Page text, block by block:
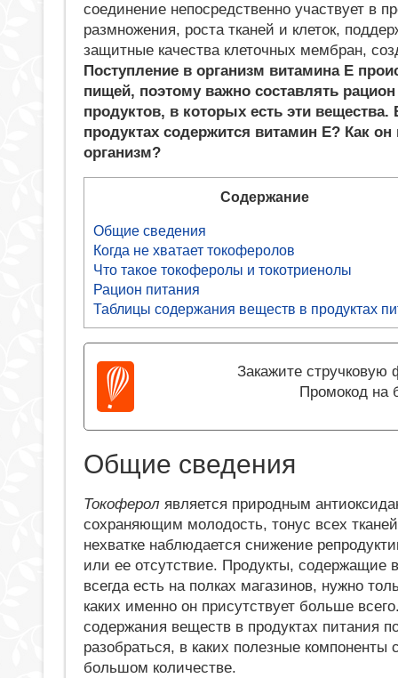
соединение непосредственно участвует в
размножения, роста тканей и клеток,
защитные качества клеточных мембран,
Поступление в организм витамина Е
пищей, поэтому важно составлять рацион
продуктов, в которых есть эти вещества.
продуктах содержится витамин Е? Как он
организм?
Содержание
Общие сведения
Когда не хватает токоферолов
Что такое токоферолы и токотриенолы
Рацион питания
Таблицы содержания веществ в продуктах
Закажите стручковую
Промокод на
Общие сведения
Токоферол является природным
сохраняющим молодость, тонус всех
нехватке наблюдается снижение
или ее отсутствие. Продукты, содержащие
всегда есть на полках магазинов, нужно
каких именно он присутствует больше
содержания веществ в продуктах питания
разобраться, в каких полезные компоненты
большом количестве.